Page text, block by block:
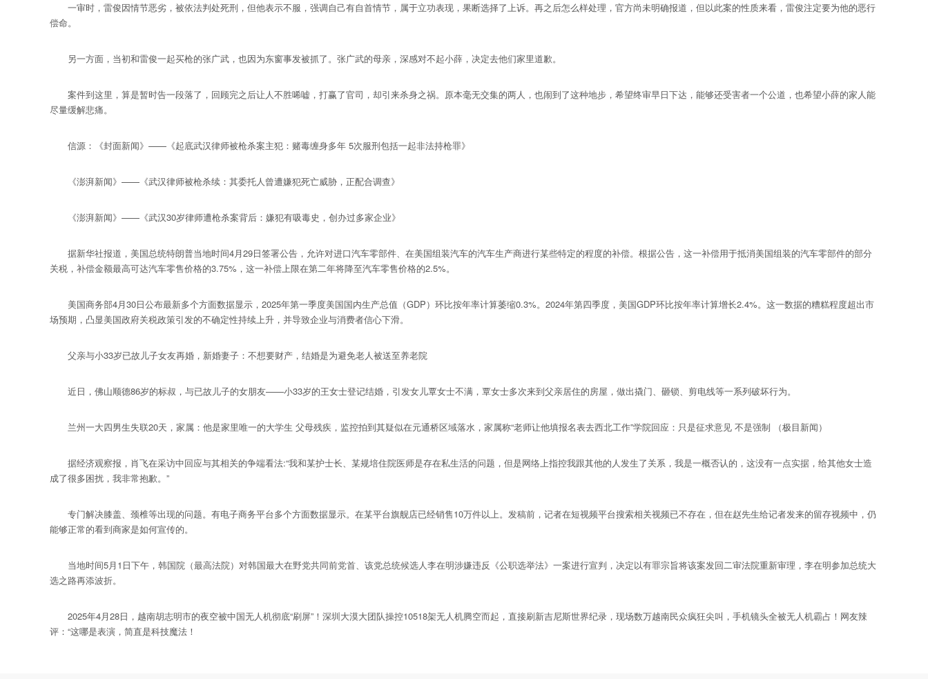
一审时，雷俊因情节恶劣，被依法判处死刑，但他表示不服，强调自己有自首情节，属于立功表现，果断选择了上诉。再之后怎么样处理，官方尚未明确报道，但以此案的性质来看，雷俊注定要为他的恶行
偿命。
另一方面，当初和雷俊一起买枪的张广武，也因为东窗事发被抓了。张广武的母亲，深感对不起小薛，决定去他们家里道歉。
案件到这里，算是暂时告一段落了，回顾完之后让人不胜唏嘘，打赢了官司，却引来杀身之祸。原本毫无交集的两人，也闹到了这种地步，希望终审早日下达，能够还受害者一个公道，也希望小薛的家人能
尽量缓解悲痛。
信源：《封面新闻》——《起底武汉律师被枪杀案主犯：赌毒缠身多年 5次服刑包括一起非法持枪罪》
《澎湃新闻》——《武汉律师被枪杀续：其委托人曾遭嫌犯死亡威胁，正配合调查》
《澎湃新闻》——《武汉30岁律师遭枪杀案背后：嫌犯有吸毒史，创办过多家企业》
据新华社报道，美国总统特朗普当地时间4月29日签署公告，允许对进口汽车零部件、在美国组装汽车的汽车生产商进行某些特定的程度的补偿。根据公告，这一补偿用于抵消美国组装的汽车零部件的部分
关税，补偿金额最高可达汽车零售价格的3.75%，这一补偿上限在第二年将降至汽车零售价格的2.5%。
美国商务部4月30日公布最新多个方面数据显示，2025年第一季度美国国内生产总值（GDP）环比按年率计算萎缩0.3%。2024年第四季度，美国GDP环比按年率计算增长2.4%。这一数据的糟糕程度超出市
场预期，凸显美国政府关税政策引发的不确定性持续上升，并导致企业与消费者信心下滑。
父亲与小33岁已故儿子女友再婚，新婚妻子：不想要财产，结婚是为避免老人被送至养老院
近日，佛山顺德86岁的标叔，与已故儿子的女朋友——小33岁的王女士登记结婚，引发女儿覃女士不满，覃女士多次来到父亲居住的房屋，做出撬门、砸锁、剪电线等一系列破坏行为。
兰州一大四男生失联20天，家属：他是家里唯一的大学生 父母残疾，监控拍到其疑似在元通桥区域落水，家属称“老师让他填报名表去西北工作”学院回应：只是征求意见 不是强制 （极目新闻）
据经济观察报，肖飞在采访中回应与其相关的争端看法:“我和某护士长、某规培住院医师是存在私生活的问题，但是网络上指控我跟其他的人发生了关系，我是一概否认的，这没有一点实据，给其他女士造
成了很多困扰，我非常抱歉。”
专门解决膝盖、颈椎等出现的问题。有电子商务平台多个方面数据显示。在某平台旗舰店已经销售10万件以上。发稿前，记者在短视频平台搜索相关视频已不存在，但在赵先生给记者发来的留存视频中，仍
能够正常的看到商家是如何宣传的。
当地时间5月1日下午，韩国院（最高法院）对韩国最大在野党共同前党首、该党总统候选人李在明涉嫌违反《公职选举法》一案进行宣判，决定以有罪宗旨将该案发回二审法院重新审理，李在明参加总统大
选之路再添波折。
2025年4月28日，越南胡志明市的夜空被中国无人机彻底“刷屏”！深圳大漠大团队操控10518架无人机腾空而起，直接刷新吉尼斯世界纪录，现场数万越南民众疯狂尖叫，手机镜头全被无人机霸占！网友辣
评：“这哪是表演，简直是科技魔法！